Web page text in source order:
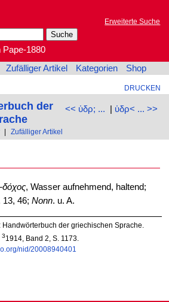
Erweiterte Suche
Pape-1880
Zufälliger Artikel Kategorien Shop
DRUCKEN
<< ὑδρ; ... | ὑδρ< ... >>
der
Zufälliger Artikel
-δόχος, Wasser aufnehmend, haltend;
13, 46; Nonn. u. A.
der griechischen Sprache.
31914, Band 2, S. 1173.
nid/20008940401